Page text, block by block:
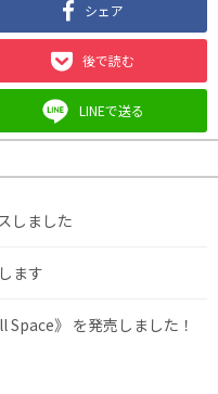
シェア
後で読む
LINEで送る
しました
ます
Space》 を発売しました！